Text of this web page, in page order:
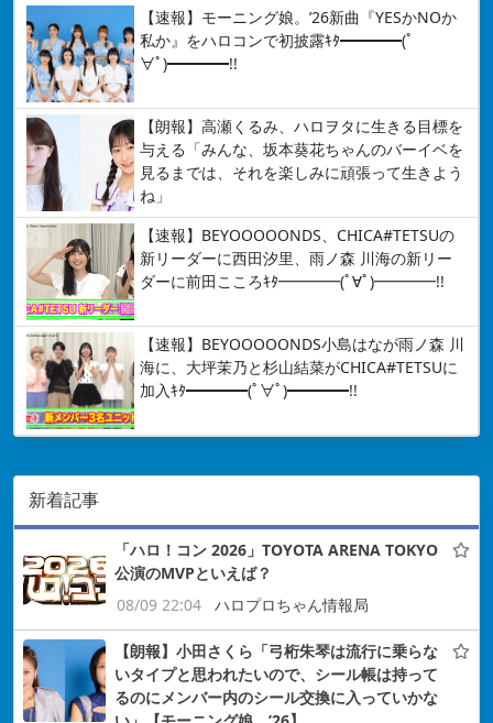
【速報】モーニング娘。’26新曲『YESかNOか
私か』をハロコンで初披露ｷﾀ━━━━(ﾟ
∀ﾟ)━━━━!!
【朗報】高瀬くるみ、ハロヲタに生きる目標を
与える「みんな、坂本葵花ちゃんのバーイベを
見るまでは、それを楽しみに頑張って生きよう
ね」
【速報】BEYOOOOONDS、CHICA#TETSUの
新リーダーに西田汐里、雨ノ森 川海の新リー
ダーに前田こころｷﾀ━━━━(ﾟ∀ﾟ)━━━━!!
【速報】BEYOOOOONDS小島はなが雨ノ森 川
海に、大坪茉乃と杉山結菜がCHICA#TETSUに
加入ｷﾀ━━━━(ﾟ∀ﾟ)━━━━!!
新着記事
「ハロ！コン 2026」TOYOTA ARENA TOKYO
公演のMVPといえば？
08/09 22:04
ハロプロちゃん情報局
【朗報】小田さくら「弓桁朱琴は流行に乗らな
いタイプと思われたいので、シール帳は持って
るのにメンバー内のシール交換に入っていかな